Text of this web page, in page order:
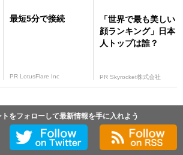
最短5分で接続
PR LotusFlare Inc
「世界で最も美しい
顔ランキング」日本
人トップは誰？
PR Skyrocket株式会社
をフォローして最新情報を手に入れよう